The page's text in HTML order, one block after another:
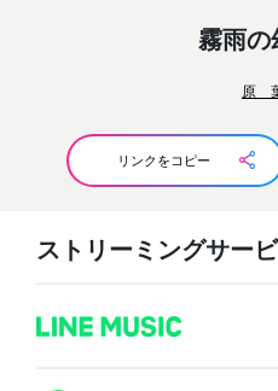
霧雨の
原
リンクをコピー
ストリーミングサー